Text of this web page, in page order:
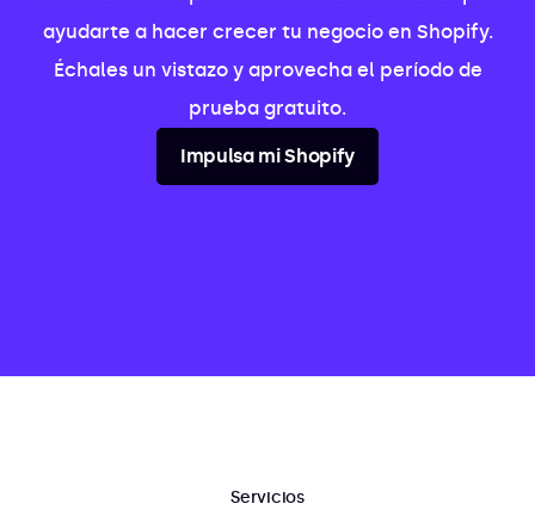
ayudarte a hacer crecer tu negocio en Shopify.
Échales un vistazo y aprovecha el período de
prueba gratuito.
Impulsa mi Shopify
Servicios